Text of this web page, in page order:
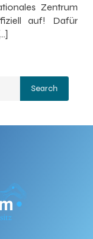
Zentrum
auf! Dafür
Search